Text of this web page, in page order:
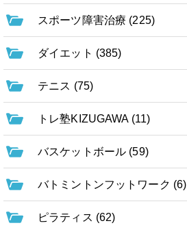
スポーツ障害治療 (225)
ダイエット (385)
テニス (75)
トレ塾KIZUGAWA (11)
バスケットボール (59)
バトミントンフットワーク (6)
ピラティス (62)